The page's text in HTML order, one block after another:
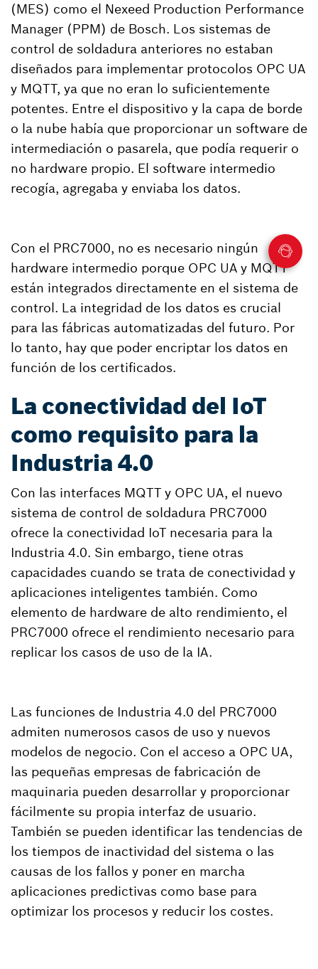
(MES) como el Nexeed Production Performance
Manager (PPM) de Bosch. Los sistemas de
control de soldadura anteriores no estaban
diseñados para implementar protocolos OPC UA
y MQTT, ya que no eran lo suficientemente
potentes. Entre el dispositivo y la capa de borde
o la nube había que proporcionar un software de
intermediación o pasarela, que podía requerir o
no hardware propio. El software intermedio
recogía, agregaba y enviaba los datos.
Con el PRC7000, no es necesario ningún
hardware intermedio porque OPC UA y MQTT
están integrados directamente en el sistema de
control. La integridad de los datos es crucial
para las fábricas automatizadas del futuro. Por
lo tanto, hay que poder encriptar los datos en
función de los certificados.
La conectividad del IoT
como requisito para la
Industria 4.0
Con las interfaces MQTT y OPC UA, el nuevo
sistema de control de soldadura PRC7000
ofrece la conectividad IoT necesaria para la
Industria 4.0. Sin embargo, tiene otras
capacidades cuando se trata de conectividad y
aplicaciones inteligentes también. Como
elemento de hardware de alto rendimiento, el
PRC7000 ofrece el rendimiento necesario para
replicar los casos de uso de la IA.
Las funciones de Industria 4.0 del PRC7000
admiten numerosos casos de uso y nuevos
modelos de negocio. Con el acceso a OPC UA,
las pequeñas empresas de fabricación de
maquinaria pueden desarrollar y proporcionar
fácilmente su propia interfaz de usuario.
También se pueden identificar las tendencias de
los tiempos de inactividad del sistema o las
causas de los fallos y poner en marcha
aplicaciones predictivas como base para
optimizar los procesos y reducir los costes.